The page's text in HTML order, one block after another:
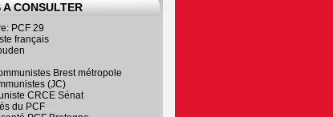
A CONSULTER
PCF 29
français
Brest métropole
(JC)
CRCE Sénat
du PCF